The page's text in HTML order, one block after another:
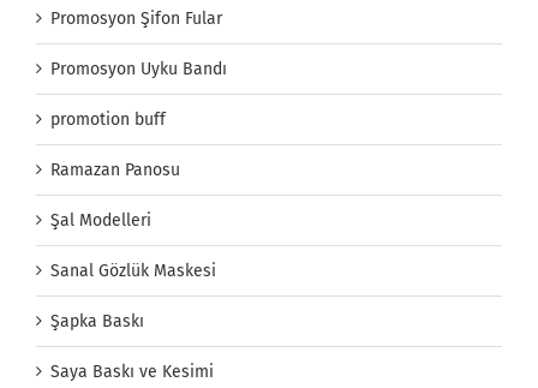
Promosyon Şifon Fular
Promosyon Uyku Bandı
promotion buff
Ramazan Panosu
Şal Modelleri
Sanal Gözlük Maskesi
Şapka Baskı
Saya Baskı ve Kesimi